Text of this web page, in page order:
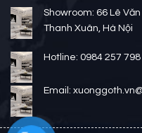
Showroom: 66 Lê
Thanh Xuân, Hà Nội
Hotline: 0984 257
Email: